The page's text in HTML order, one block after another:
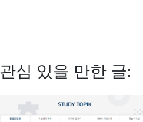
관심 있을 만한 글: